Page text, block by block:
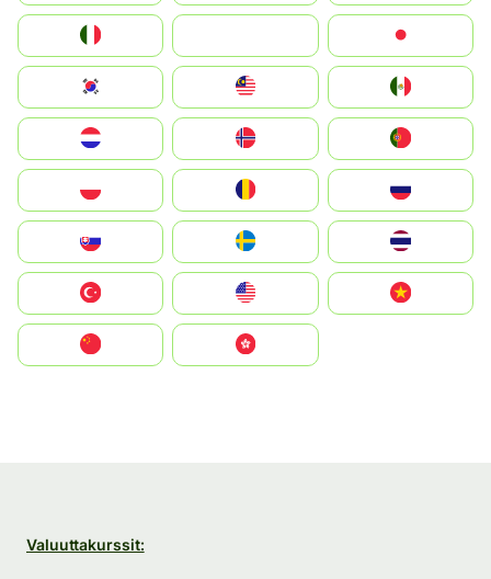
South Korea
United States
中國香港特別行政區
Valuuttakurssit: